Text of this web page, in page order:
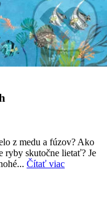
z medu a fúzov? Ako
ryby skutočne lietať? Je
Čítať viac